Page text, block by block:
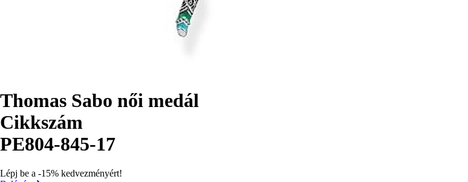
Thomas Sabo női medál
Cikkszám
PE804-845-17
Lépj be a -15% kedvezményért!